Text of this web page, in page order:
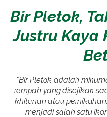
Bir Pletok,
Justru Kaya
"Bir Pletok adalah
rempah yang disajikan
khitanan atau
menjadi salah satu